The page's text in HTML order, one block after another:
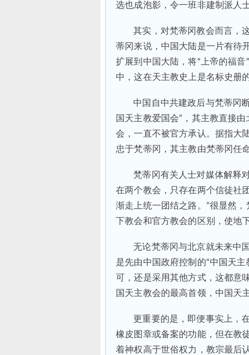
选也成泡影，令一班非建制派人
其实，对梵蒂冈教会而言，
蒂冈来说，中国大陆是一片有待
扩展到中国大陆，将“上帝的福
中，这在天主教史上是名标史册
中国自中共建政后与梵蒂冈
国天主教爱国会”，其主教直接
会，一直不被官方承认。据指大
忠于梵蒂冈，其主教由梵蒂冈任
梵蒂冈有关人士对媒体解释
在两个教会，只存在两个信徒社
渐走上统一团结之路。”很显然
下教会和官方教会的区别，使地
无论梵蒂冈与北京就未来中
是先由中国政府控制的“中国天
可，还是采用其他方式，这都意
国天主教会的最高首领，中国天
更重要的是，即便事实上，
橡皮图章或备案的功能，但在教
着神权高于世俗权力，教宗最后